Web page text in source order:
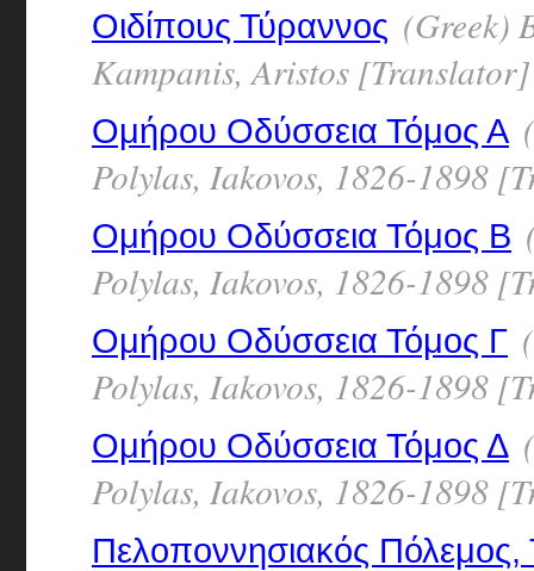
Οιδίπους Τύραννος (Greek)
Kampanis, Aristos [Translator]
Ομήρου Οδύσσεια Τόμος Α
Polylas, Iakovos, 1826-1898
Ομήρου Οδύσσεια Τόμος Β
Polylas, Iakovos, 1826-1898
Ομήρου Οδύσσεια Τόμος Γ
Polylas, Iakovos, 1826-1898
Ομήρου Οδύσσεια Τόμος Δ
Polylas, Iakovos, 1826-1898
Πελοποννησιακός Πόλεμος,